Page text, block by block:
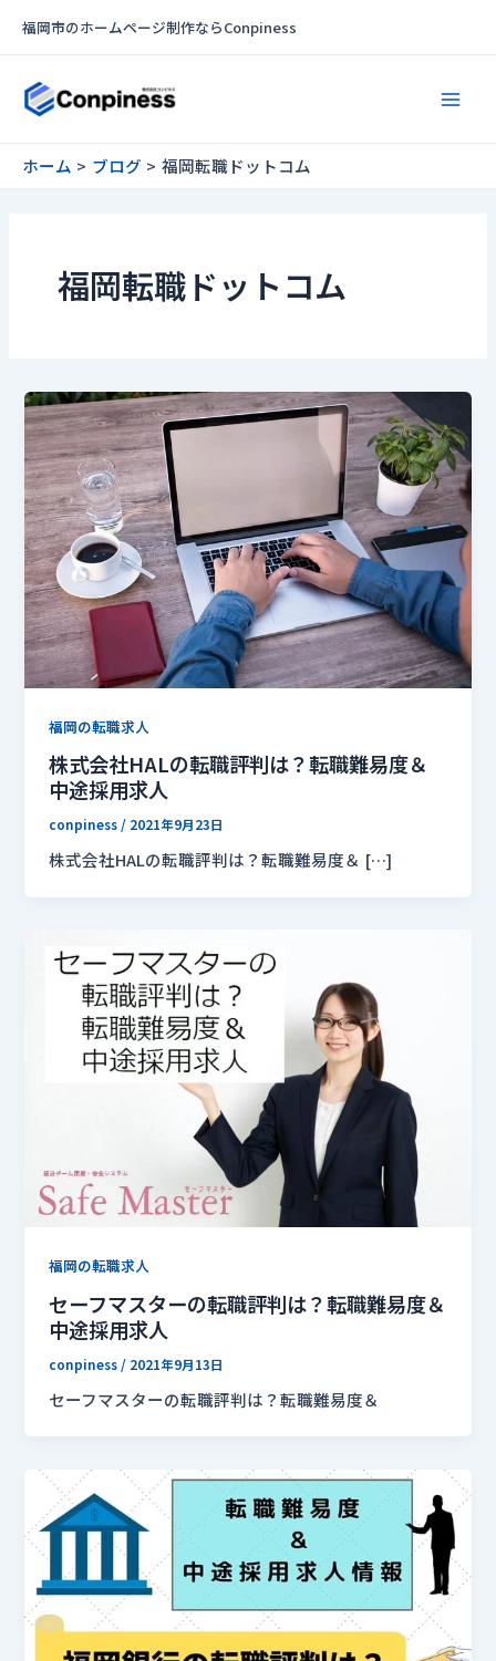
福岡市のホームページ制作ならConpiness
ホーム ブログ 福岡転職ドットコム
福岡転職ドットコム
福岡の転職求人
株式会社HALの転職評判は？転職難易度＆
中途採用求人
conpiness / 2021年9月23日
株式会社HALの転職評判は？転職難易度＆ […]
福岡の転職求人
セーフマスターの転職評判は？転職難易度＆
中途採用求人
conpiness / 2021年9月13日
セーフマスターの転職評判は？転職難易度＆